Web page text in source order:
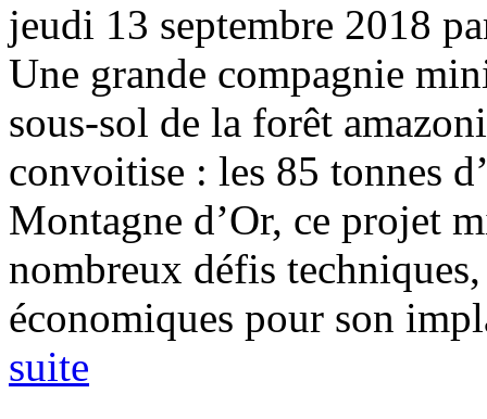
jeudi 13 septembre 2018
Une grande compagnie
sous-sol de la forêt
convoitise : les 85 tonnes
Montagne d’Or, ce projet
nombreux défis
économiques pour son
suite